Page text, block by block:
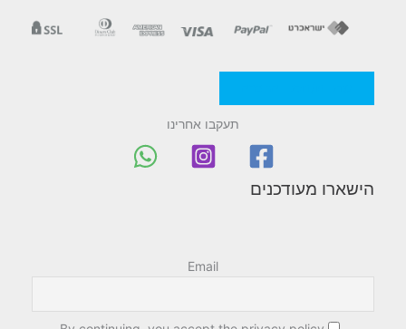
תעקבו אחרינו
הישארו מעודכנים
Email